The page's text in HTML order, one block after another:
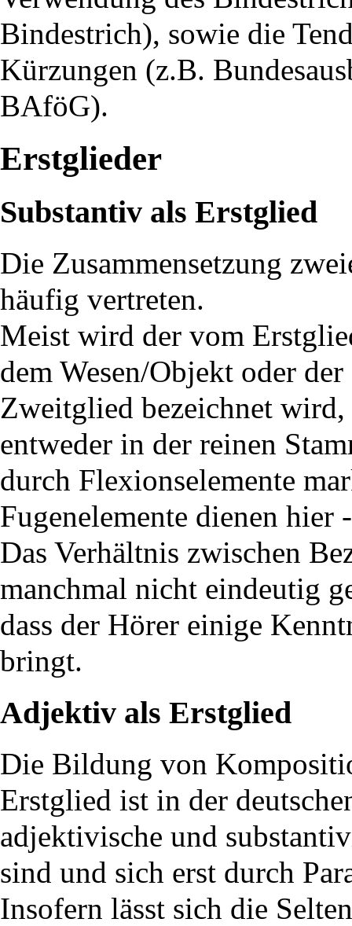
Bindestrich), sowie die
Kürzungen (z.B.
BAföG).
Erstglieder
Substantiv als Erstglied
Die Zusammensetzung
häufig vertreten.
Meist wird der vom
dem Wesen/Objekt oder
Zweitglied bezeichnet
entweder in der reinen
durch Flexionselemente
Fugenelemente dienen hier
Das Verhältnis zwischen
manchmal nicht eindeutig
dass der Hörer einige
bringt.
Adjektiv als Erstglied
Die Bildung von
Erstglied ist in der
adjektivische und
sind und sich erst durch
Insofern lässt sich die